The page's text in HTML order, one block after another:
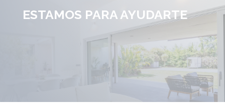
ESTAMOS PARA AYUDARTE